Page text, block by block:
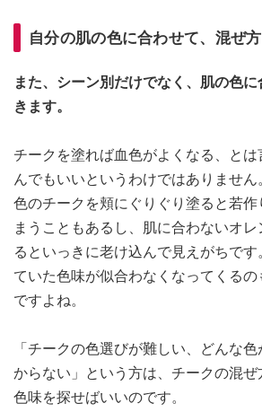
自分の肌の色に合わせて、混ぜ
また、シーン別だけでなく、肌の色
きます。
チークを塗れば血色がよくなる、と
んでもいいというわけではありません
色のチークを頬にぐりぐり塗ると若
まうこともあるし、肌に合わないオ
るといっきに老け込んで見えがちで
ていた色味が似合わなくなってくる
ですよね。
「チークの色選びが難しい、どんな
からない」という方は、チークの混ぜ
色味を探せばいいのです。